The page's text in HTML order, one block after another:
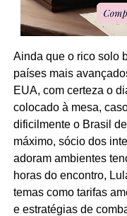
Ainda que o rico solo
países mais
EUA, com certeza o
colocado à mesa,
dificilmente o Brasil
máximo, sócio dos
adoram ambientes
horas do encontro,
temas como tarifas
e estratégias de